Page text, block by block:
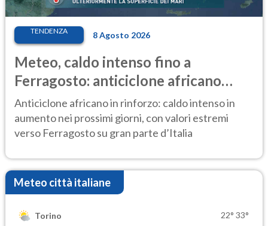
TENDENZA 8 Agosto 2026
Meteo, caldo intenso fino a
Ferragosto: anticiclone africano
ancora protagonista
Anticiclone africano in rinforzo: caldo intenso in
aumento nei prossimi giorni, con valori estremi
verso Ferragosto su gran parte d’Italia
Meteo città italiane
Torino 22° 33°